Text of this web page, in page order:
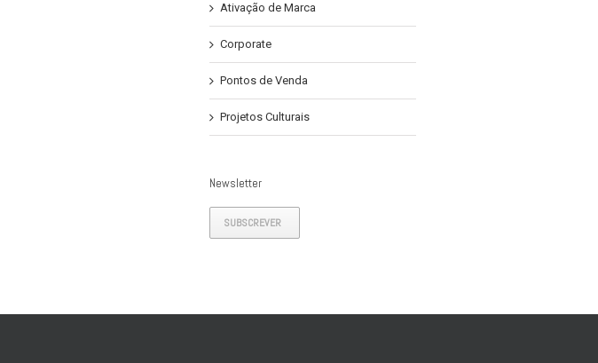
Ativação de Marca
Corporate
Pontos de Venda
Projetos Culturais
Newsletter
SUBSCREVER